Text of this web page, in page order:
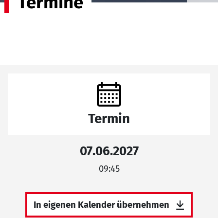
Termin
07.06.2027
09:45
In eigenen Kalender übernehmen